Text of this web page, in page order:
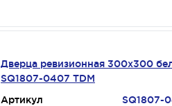
Дверца ревизионная 300х300
SQ1807-0407 TDM
Артикул
SQ1807-